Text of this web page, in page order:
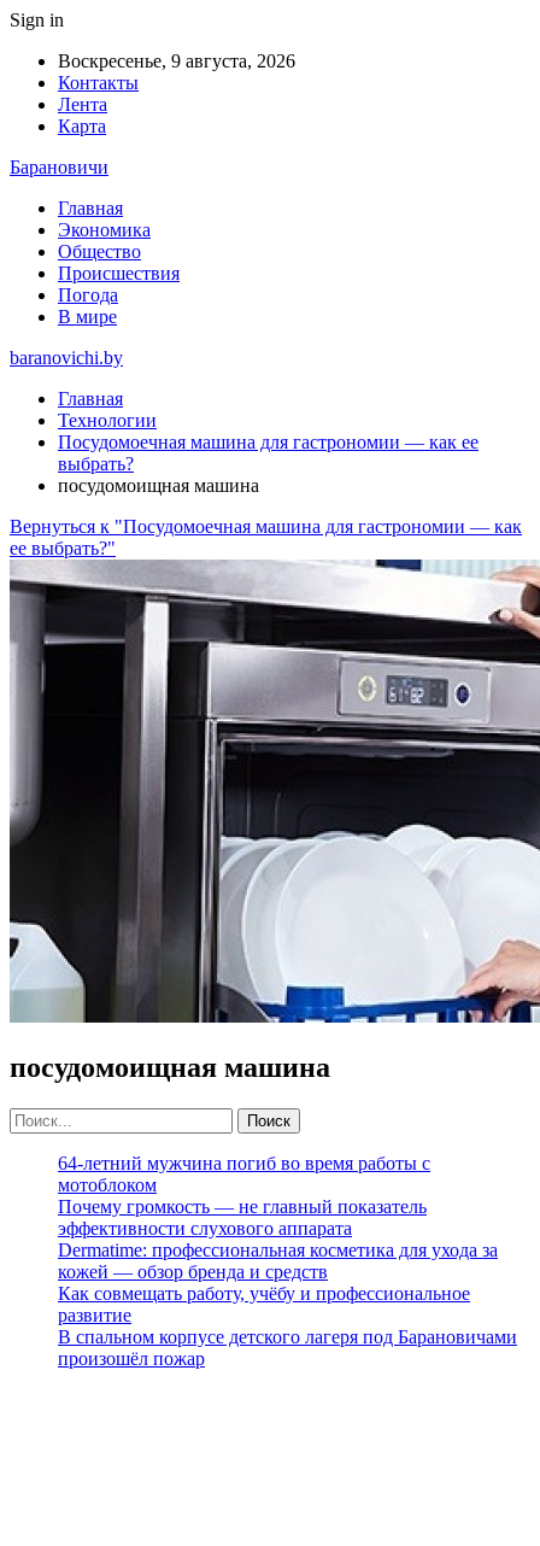
Sign in
Воскресенье, 9 августа, 2026
Контакты
Лента
Карта
Барановичи
Главная
Экономика
Общество
Происшествия
Погода
В мире
baranovichi.by
Главная
Технологии
Посудомоечная машина для гастрономии — как ее
выбрать?
посудомоищная машина
Вернуться к "Посудомоечная машина для гастрономии — как
ее выбрать?"
посудомоищная машина
64-летний мужчина погиб во время работы с
мотоблоком
Почему громкость — не главный показатель
эффективности слухового аппарата
Dermatime: профессиональная косметика для ухода за
кожей — обзор бренда и средств
Как совмещать работу, учёбу и профессиональное
развитие
В спальном корпусе детского лагеря под Барановичами
произошёл пожар